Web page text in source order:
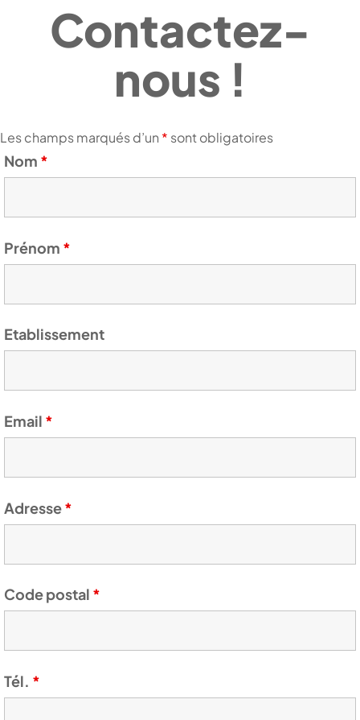
Contactez-
nous !
Les champs marqués d’un * sont obligatoires
Nom *
Prénom *
Etablissement
Email *
Adresse*
Code postal *
Tél. *